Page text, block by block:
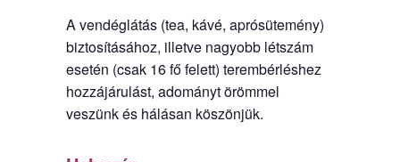
A vendéglátás (tea, kávé, aprósütemény)
biztosításához, illetve nagyobb létszám
esetén (csak 16 fő felett) terembérléshez
hozzájárulást, adományt örömmel
veszünk és hálásan köszönjük.